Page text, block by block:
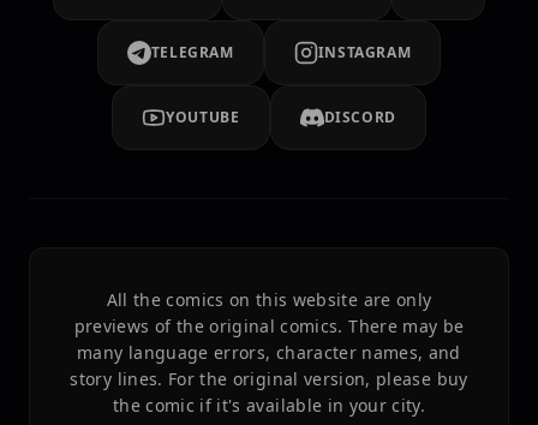
TELEGRAM INSTAGRAM
YOUTUBE DISCORD
All the comics on this website are only
previews of the original comics. There may be
many language errors, character names, and
story lines. For the original version, please buy
the comic if it's available in your city.